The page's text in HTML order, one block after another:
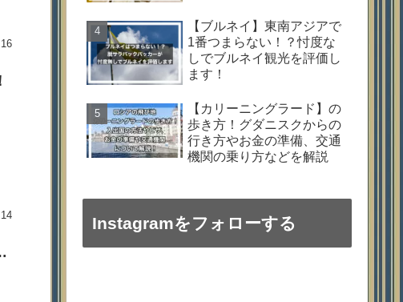
【ブルネイ】東南アジアで
1番つまらない！？忖度な
しでブルネイ観光を評価し
ます！
【カリーニングラード】の
歩き方！グダニスクからの
行き方やお金の準備、交通
機関の乗り方などを解説
Instagramをフォローする